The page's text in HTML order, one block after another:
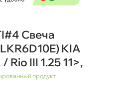
Свеча
KIA
Rio III 1.25 11>,
продукт
Список